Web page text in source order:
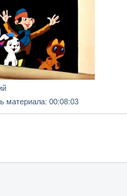
материала: 00:08:03